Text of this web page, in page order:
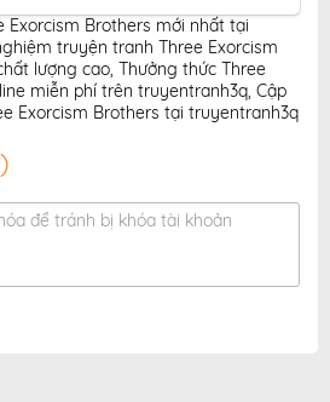
Exorcism Brothers mới nhất tại
truyện tranh Three Exorcism
lượng cao, Thưởng thức Three
miễn phí trên truyentranh3q, Cập
Exorcism Brothers tại truyentranh3q
)
để tránh bị khóa tài khoản